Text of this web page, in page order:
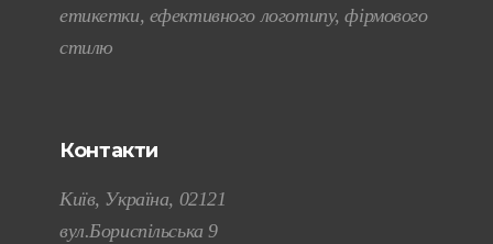
етикетки, ефективного логотипу, фірмового
стилю
Контакти
Київ, Україна, 02121
вул.Бориспільська 9